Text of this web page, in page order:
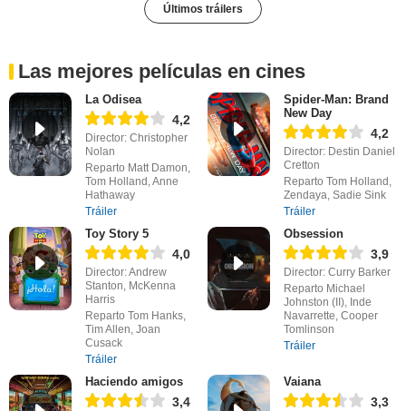
Últimos tráilers
Las mejores películas en cines
La Odisea
4,2
Director: Christopher
Nolan
Reparto Matt Damon,
Tom Holland, Anne
Hathaway
Tráiler
Spider-Man: Brand
New Day
4,2
Director: Destin Daniel
Cretton
Reparto Tom Holland,
Zendaya, Sadie Sink
Tráiler
Toy Story 5
4,0
Director: Andrew
Stanton, McKenna
Harris
Reparto Tom Hanks,
Tim Allen, Joan
Cusack
Tráiler
Obsession
3,9
Director: Curry Barker
Reparto Michael
Johnston (II), Inde
Navarrette, Cooper
Tomlinson
Tráiler
Haciendo amigos
3,4
Vaiana
3,3